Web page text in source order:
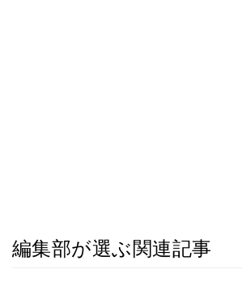
編集部が選ぶ関連記事